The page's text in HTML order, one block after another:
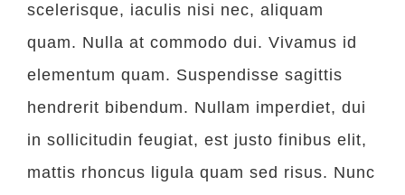
scelerisque, iaculis nisi nec, aliquam
quam. Nulla at commodo dui. Vivamus id
elementum quam. Suspendisse sagittis
hendrerit bibendum. Nullam imperdiet, dui
in sollicitudin feugiat, est justo finibus elit,
mattis rhoncus ligula quam sed risus. Nunc